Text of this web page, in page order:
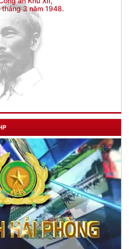
TƯ CÁCH
AN CÁCH MỆNH LÀ: